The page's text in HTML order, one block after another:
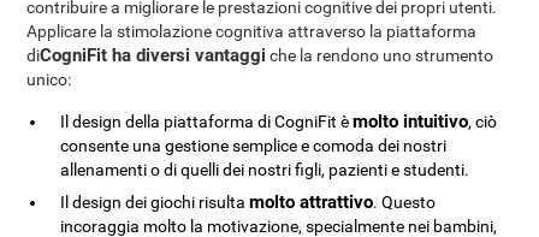
contribuire a migliorare le prestazioni cognitive dei propri utenti.
Applicare la stimolazione cognitiva attraverso la piattaforma
diCogniFit ha diversi vantaggi che la rendono uno strumento
unico:
Il design della piattaforma di CogniFit èmolto intuitivo, ciò
consente una gestione semplice e comoda dei nostri
allenamenti o di quelli dei nostri figli, pazienti e studenti.
Il design dei giochi risultamolto attrattivo. Questo
incoraggia molto la motivazione, specialmente nei bambini,